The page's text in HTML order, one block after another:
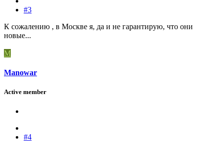
#3
К сожалению , в Москве я, да и не гарантирую, что они
новые...
M
Manowar
Active member
#4